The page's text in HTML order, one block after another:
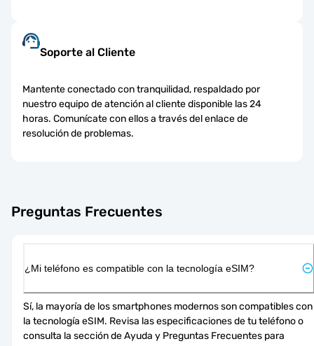
Soporte al Cliente
Mantente conectado con tranquilidad, respaldado por
nuestro equipo de atención al cliente disponible las 24
horas. Comunícate con ellos a través del enlace de
resolución de problemas.
Preguntas Frecuentes
¿Mi teléfono es compatible con la tecnología eSIM?
Sí, la mayoría de los smartphones modernos son compatibles con
la tecnología eSIM. Revisa las especificaciones de tu teléfono o
consulta la sección de Ayuda y Preguntas Frecuentes para